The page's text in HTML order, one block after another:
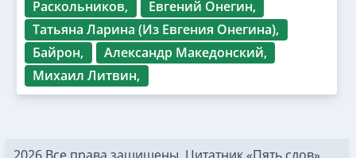
Раскольников,
Евгений Онегин,
Татьяна Ларина (Из Евгения Онегина),
Байрон,
Александр Македонский,
Михаил Литвин,